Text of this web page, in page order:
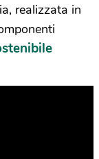
realizzata in